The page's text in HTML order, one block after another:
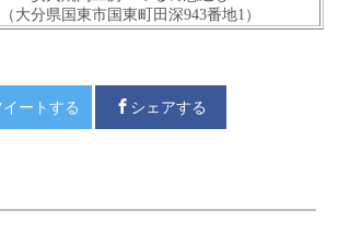
（大分県国東市国東町田深943番地1）
ートする シェアする